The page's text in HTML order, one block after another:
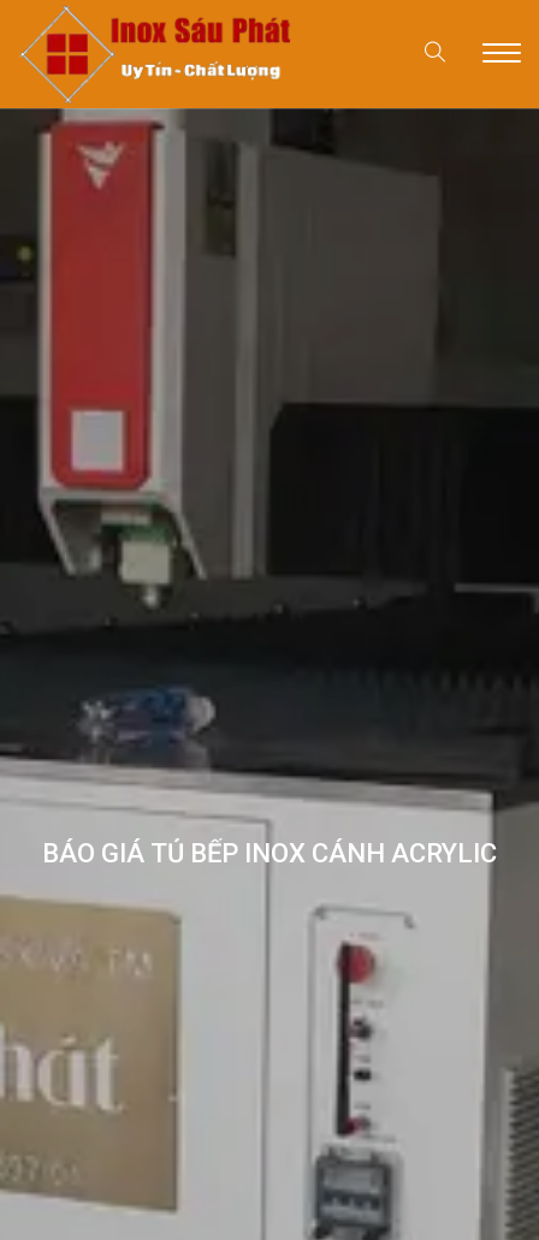
BÁO GIÁ TỦ BẾP INOX CÁNH ACRYLIC